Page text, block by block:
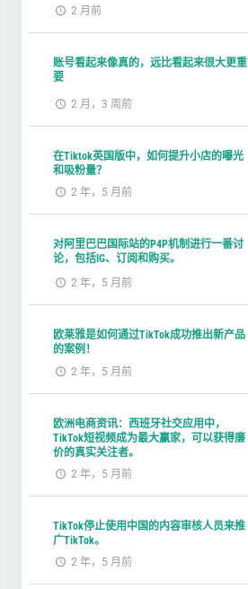
2 月前
账号看起来像真的，远比看起来很大更重
要
2 月，3 周前
在Tiktok英国版中，如何提升小店的曝光
和吸粉量？
2 年，5 月前
对阿里巴巴国际站的P4P机制进行一番讨
论，包括IG、订阅和购买。
2 年，5 月前
欧莱雅是如何通过TikTok成功推出新产品
的案例！
2 年，5 月前
欧洲电商资讯：西班牙社交应用中，
TikTok短视频成为最大赢家，可以获得廉
价的真实关注者。
2 年，5 月前
TikTok停止使用中国的内容审核人员来推
广TikTok。
2 年，5 月前